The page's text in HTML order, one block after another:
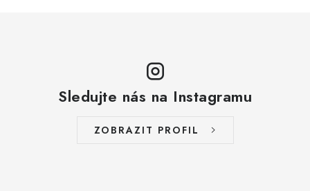
Sledujte nás na Instagramu
ZOBRAZIT PROFIL